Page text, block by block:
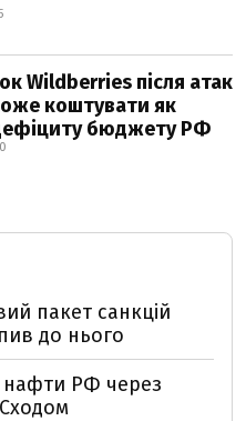
Wildberries після атак
коштувати як
бюджету РФ
пакет санкцій
до нього
нафти РФ через